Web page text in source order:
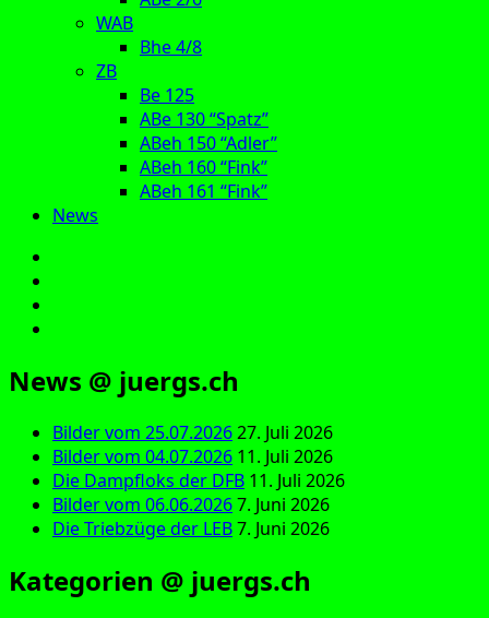
WAB
Bhe 4/8
ZB
Be 125
ABe 130 “Spatz”
ABeh 150 “Adler”
ABeh 160 “Fink”
ABeh 161 “Fink”
News
News @ juergs.ch
Bilder vom 25.07.202627. Juli 2026
Bilder vom 04.07.2026 11. Juli 2026
Die Dampfloks der DFB 11. Juli 2026
Bilder vom 06.06.20267. Juni 2026
Die Triebzüge der LEB7. Juni 2026
Kategorien @ juergs.ch